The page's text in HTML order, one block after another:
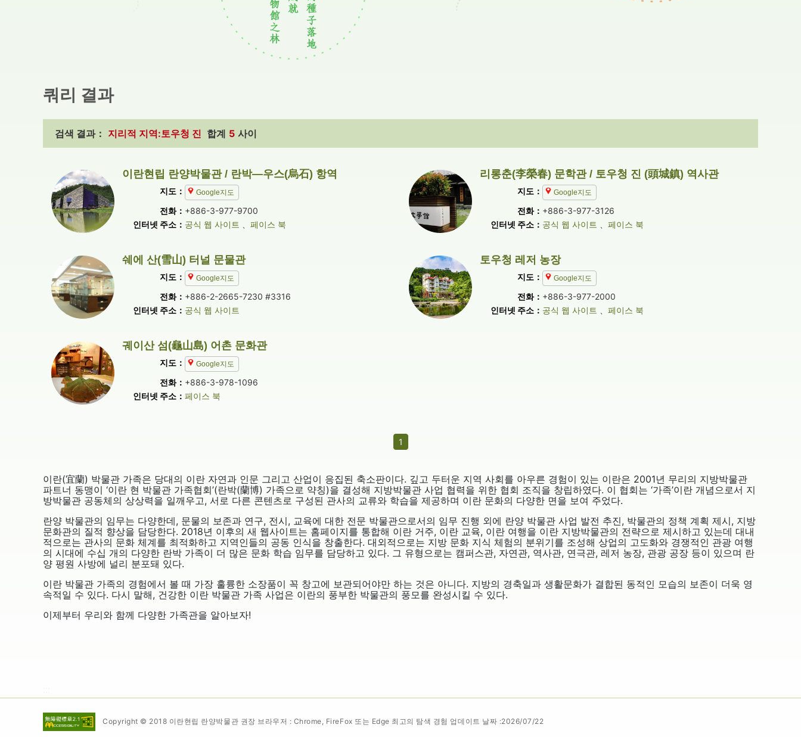
쿼리 결과
검색 결과： 지리적 지역:토우청 진 합계 5 사이
이란현립 란양박물관 / 란박—우스(烏石) 항역
지도： Google지도
전화： +886-3-977-9700
인터넷 주소： 공식 웹 사이트 페이스 북
리롱춘(李榮春) 문학관 / 토우청 진 (頭城鎮) 역사관
지도： Google지도
전화： +886-3-977-3126
인터넷 주소： 공식 웹 사이트 페이스 북
쉐에 산(雪山) 터널 문물관
지도： Google지도
전화： +886-2-2665-7230 #3316
인터넷 주소： 공식 웹 사이트
토우청 레저 농장
지도： Google지도
전화： +886-3-977-2000
인터넷 주소： 공식 웹 사이트 페이스 북
궤이산 섬(龜山島) 어촌 문화관
지도： Google지도
전화： +886-3-978-1096
인터넷 주소： 페이스 북
1
이란(宜蘭) 박물관 가족은 당대의 이란 자연과 인문 그리고 산업이 응집된 축소판이다. 깊고 두터운 지역 사회를 아우른 경험이 있는 이란은 2001년 무리의 지방박물관
파트너 동맹이 ‘이란 현 박물관 가족협회’(란박(蘭博) 가족으로 약칭)을 결성해 지방박물관 사업 협력을 위한 협회 조직을 창립하였다. 이 협회는 ‘가족’이란 개념으로서 지
방박물관 공동체의 상상력을 일깨우고, 서로 다른 콘텐츠로 구성된 관사의 교류와 학습을 제공하며 이란 문화의 다양한 면을 보여 주었다.
란양 박물관의 임무는 다양한데, 문물의 보존과 연구, 전시, 교육에 대한 전문 박물관으로서의 임무 진행 외에 란양 박물관 사업 발전 추진, 박물관의 정책 계획 제시, 지방
문화관의 질적 향상을 담당한다. 2018년 이후의 새 웹사이트는 홈페이지를 통합해 이란 거주, 이란 교육, 이란 여행을 이란 지방박물관의 전략으로 제시하고 있는데 대내
적으로는 관사의 문화 체계를 최적화하고 지역인들의 공동 인식을 창출한다. 대외적으로는 지방 문화 지식 체험의 분위기를 조성해 상업의 고도화와 경쟁적인 관광 여행
의 시대에 수십 개의 다양한 란박 가족이 더 많은 문화 학습 임무를 담당하고 있다. 그 유형으로는 캠퍼스관, 자연관, 역사관, 연극관, 레저 농장, 관광 공장 등이 있으며 란
양 평원 사방에 널리 분포돼 있다.
이란 박물관 가족의 경험에서 볼 때 가장 훌륭한 소장품이 꼭 창고에 보관되어야만 하는 것은 아니다. 지방의 경축일과 생활문화가 결합된 동적인 모습의 보존이 더욱 영
속적일 수 있다. 다시 말해, 건강한 이란 박물관 가족 사업은 이란의 풍부한 박물관의 풍모를 완성시킬 수 있다.
이제부터 우리와 함께 다양한 가족관을 알아보자!
Copyright © 2018 이란현립 란양박물관 권장 브라우저 : Chrome, FireFox 또는 Edge 최고의 탐색 경험 업데이트 날짜 :2026/07/22